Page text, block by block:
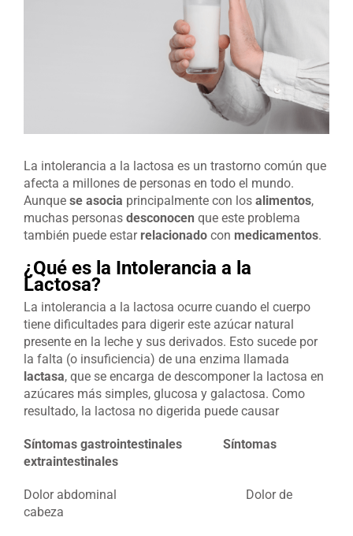
La intolerancia a la lactosa es un trastorno común que
afecta a millones de personas en todo el mundo.
Aunque se asocia principalmente con los alimentos,
muchas personas desconocen que este problema
también puede estar relacionado con medicamentos.
¿Qué es la Intolerancia a la
Lactosa?
La intolerancia a la lactosa ocurre cuando el cuerpo
tiene dificultades para digerir este azúcar natural
presente en la leche y sus derivados. Esto sucede por
la falta (o insuficiencia) de una enzima llamada
lactasa, que se encarga de descomponer la lactosa en
azúcares más simples, glucosa y galactosa. Como
resultado, la lactosa no digerida puede causar
Síntomas gastrointestinales
Síntomas
extraintestinales
Dolor abdominal Dolor de
cabeza